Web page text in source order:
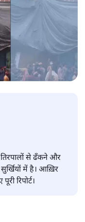
तिरपालों से ढँकने और
में है। आख़िर
रिपोर्ट।